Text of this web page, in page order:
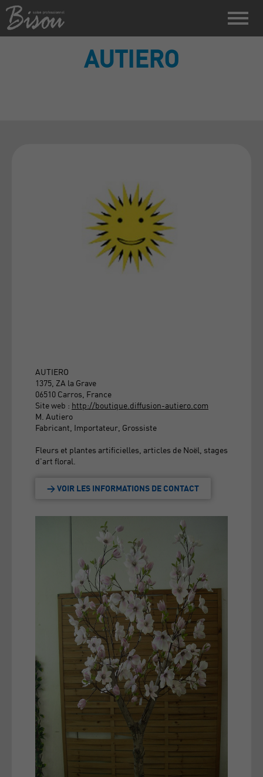
AUTIERO
AUTIERO
1375, ZA la Grave
06510 Carros, France
Site web : http://boutique.diffusion-autiero.com
M. Autiero
Fabricant, Importateur, Grossiste
Fleurs et plantes artificielles, articles de Noël, stages
d'art floral.
> VOIR LES INFORMATIONS DE CONTACT